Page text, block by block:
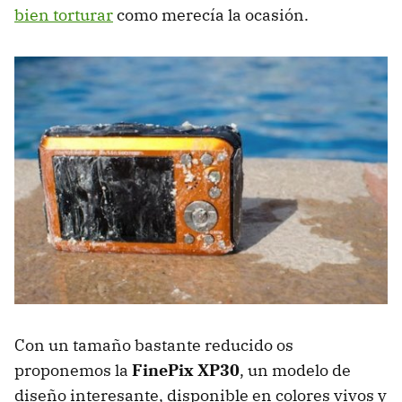
bien torturarcomo merecía la ocasión.
Con un tamaño bastante reducido os
proponemos la FinePix XP30, un modelo de
diseño interesante, disponible en colores vivos y